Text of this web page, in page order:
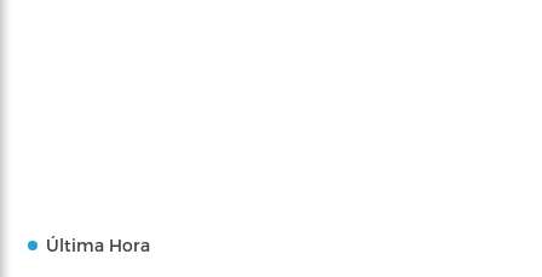
Última Hora